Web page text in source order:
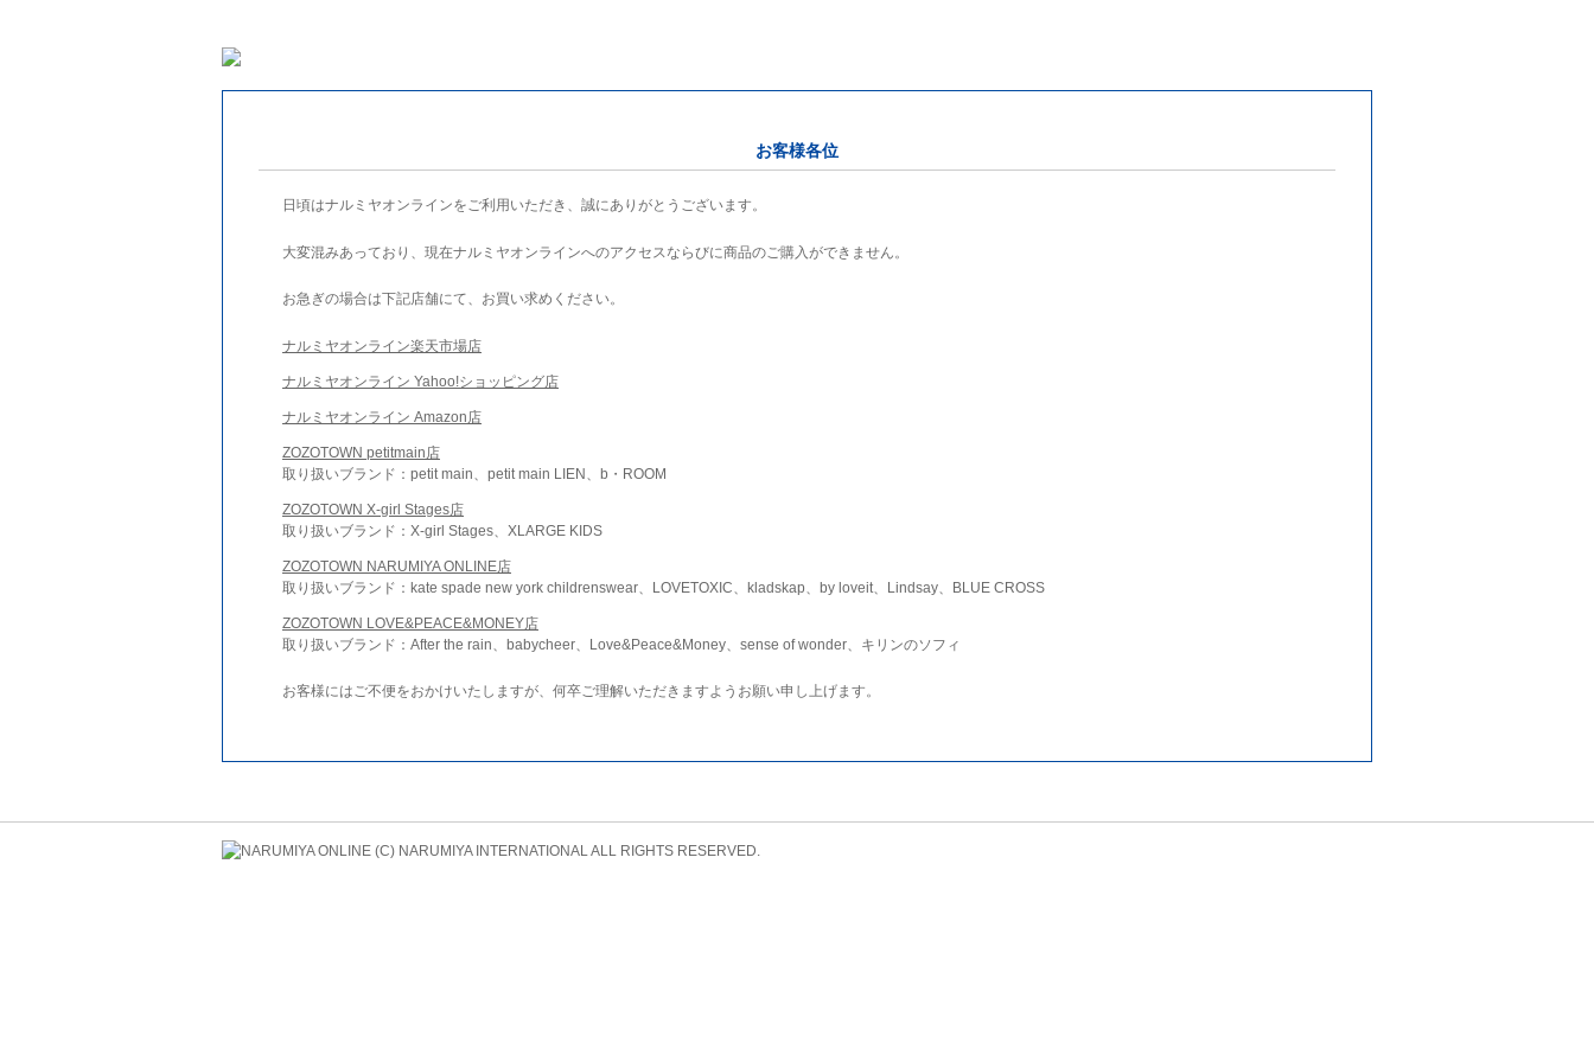
お客様各位
日頃はナルミヤオンラインをご利用いただき、誠にありがとうございます。
大変混みあっており、現在ナルミヤオンラインへのアクセスならびに商品のご購入ができません。
お急ぎの場合は下記店舗にて、お買い求めください。
ナルミヤオンライン楽天市場店
ナルミヤオンライン Yahoo!ショッピング店
ナルミヤオンライン Amazon店
ZOZOTOWN petitmain店
取り扱いブランド：petit main、petit main LIEN、b・ROOM
ZOZOTOWN X-girl Stages店
取り扱いブランド：X-girl Stages、XLARGE KIDS
ZOZOTOWN NARUMIYA ONLINE店
取り扱いブランド：kate spade new york childrenswear、LOVETOXIC、kladskap、by loveit、Lindsay、BLUE CROSS
ZOZOTOWN LOVE&PEACE&MONEY店
取り扱いブランド：After the rain、babycheer、Love&Peace&Money、sense of wonder、キリンのソフィ
お客様にはご不便をおかけいたしますが、何卒ご理解いただきますようお願い申し上げます。